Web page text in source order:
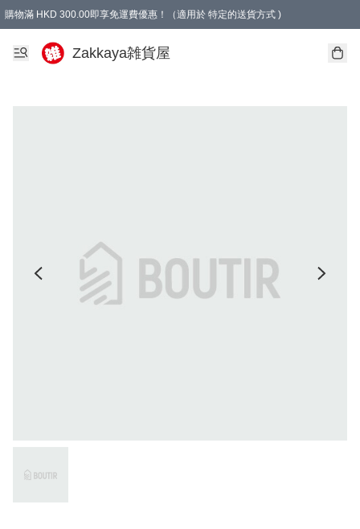
購物滿 HKD 300.00即享免運費優惠！（適用於 特定的送貨方式 )
Zakkaya雑貨屋